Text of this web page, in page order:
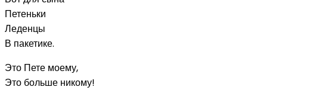
Петеньки
Леденцы
В пакетике.
Это Пете моему,
Это больше никому!